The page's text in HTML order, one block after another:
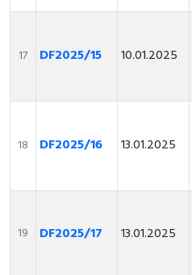
17 DF2025/15 10.01.2025
18 DF2025/16 13.01.2025
19 DF2025/17 13.01.2025